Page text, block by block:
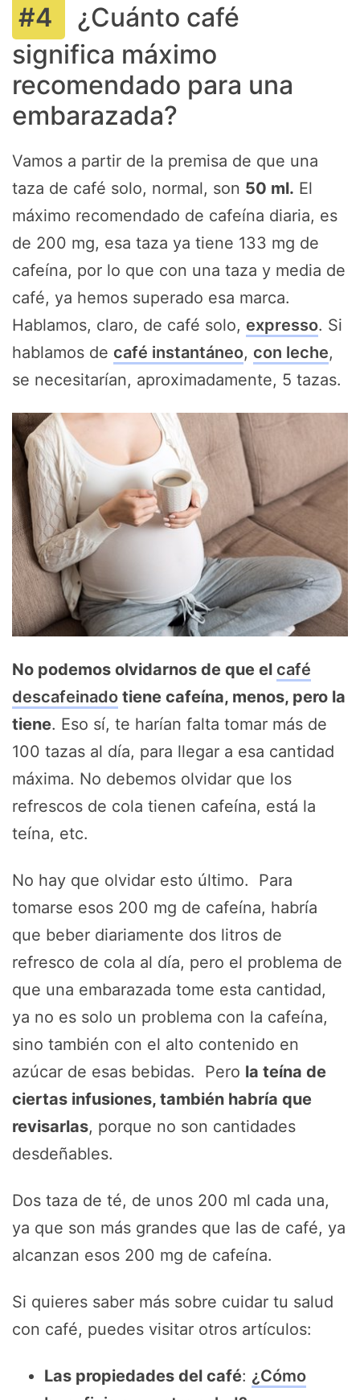
¿Cuánto café
significa máximo
recomendado para una
embarazada?
Vamos a partir de la premisa de que una
taza de café solo, normal, son 50 ml. El
máximo recomendado de cafeína diaria, es
de 200 mg, esa taza ya tiene 133 mg de
cafeína, por lo que con una taza y media de
café, ya hemos superado esa marca.
Hablamos, claro, de café solo, expresso. Si
hablamos de café instantáneo, con leche,
se necesitarían, aproximadamente, 5 tazas.
No podemos olvidarnos de que el café
descafeinado tiene cafeína, menos, pero la
tiene. Eso sí, te harían falta tomar más de
100 tazas al día, para llegar a esa cantidad
máxima. No debemos olvidar que los
refrescos de cola tienen cafeína, está la
teína, etc.
No hay que olvidar esto último. Para
tomarse esos 200 mg de cafeína, habría
que beber diariamente dos litros de
refresco de cola al día, pero el problema de
que una embarazada tome esta cantidad,
ya no es solo un problema con la cafeína,
sino también con el alto contenido en
azúcar de esas bebidas. Pero la teína de
ciertas infusiones, también habría que
revisarlas, porque no son cantidades
desdeñables.
Dos taza de té, de unos 200 ml cada una,
ya que son más grandes que las de café, ya
alcanzan esos 200 mg de cafeína.
Si quieres saber más sobre cuidar tu salud
con café, puedes visitar otros artículos:
Las propiedades del café: ¿Cómo